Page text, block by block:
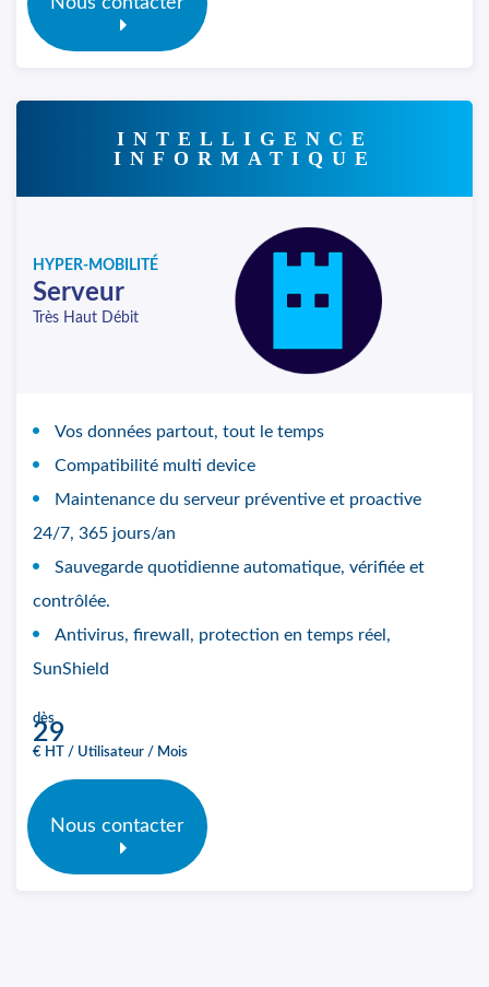
INTELLIGENCE
INFORMATIQUE
HYPER-MOBILITÉ
Serveur
Très Haut Débit
Vos données partout, tout le temps
Compatibilité multi device
Maintenance du serveur préventive et proactive
24/7, 365 jours/an
Sauvegarde quotidienne automatique, vérifiée et
contrôlée.
Antivirus, firewall, protection en temps réel,
SunShield
dès
29
€ HT / Utilisateur / Mois
Nous contacter